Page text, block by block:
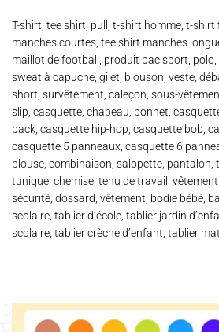
T-shirt, tee shirt, pull, t-shirt homme, t-shirt
manches courtes, tee shirt manches
maillot de football, produit bac sport, polo,
sweat à capuche, gilet, blouson, veste,
short, survêtement, caleçon, sous-
slip, casquette, chapeau, bonnet,
back, casquette hip-hop, casquette bob,
casquette 5 panneaux, casquette 6
blouse, combinaison, salopette, pantalon,
tunique, chemise, tenu de travail,
sécurité, dossard, vêtement, bodie bébé,
scolaire, tablier d’école, tablier jardin
scolaire, tablier crèche d’enfant, tablier